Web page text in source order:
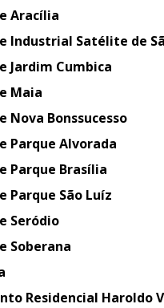
Aracília
Industrial Satélite de
Jardim Cumbica
Maia
Nova Bonssucesso
Parque Alvorada
Parque Brasília
Parque São Luíz
Seródio
Soberana
Residencial Haroldo